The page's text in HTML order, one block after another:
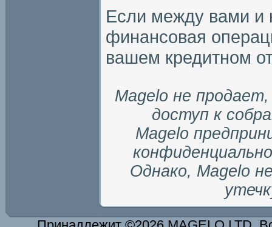
Если между вами и
финансовая
вашем кредитном
Magelo не
доступ к
Magelo
Однако, Magelo